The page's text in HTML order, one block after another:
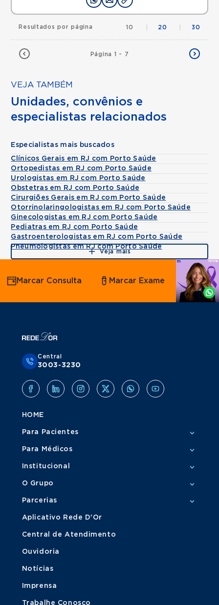
Página 1 - 7
Resultados por página 10 20 30
VEJA TAMBÉM
Unidades, convênios e
especialistas relacionados
Especialistas mais buscados
Clínicos Gerais em RJ com Porto Saúde
Ortopedistas em RJ com Porto Saúde
Urologistas em RJ com Porto Saúde
Obstetras em RJ com Porto Saúde
Cirurgiões Gerais em RJ com Porto Saúde
Otorrinolaringologistas em RJ com Porto Saúde
Ginecologistas em RJ com Porto Saúde
Pediatras em RJ com Porto Saúde
Gastroenterologistas em RJ com Porto Saúde
Pneumologistas em RJ com Porto Saúde
Veja mais
Agende
por
Whatsapp
Marcar Consulta Marcar Exame
Central
3003-3230
HOME
Para Pacientes
Para Médicos
Institucional
O Grupo
Parcerias
Aplicativo Rede D'Or
Central de Atendimento
Ouvidoria
Notícias
Imprensa
Trabalhe Conosco